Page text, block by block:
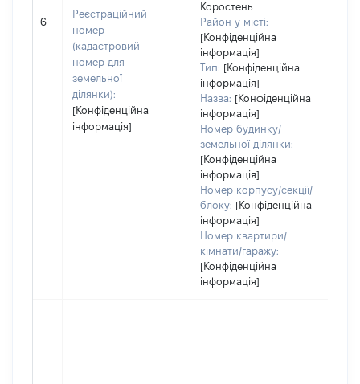
6
Реєстраційний
номер
(кадастровий
номер для
земельної
ділянки):
[Конфіденційна
інформація]
Коростень
Район у місті:
[Конфіденційна
інформація]
Тип: [Конфіденційна
інформація]
Назва: [Конфіденційна
інформація]
Номер будинку/
земельної ділянки:
[Конфіденційна
інформація]
Номер корпусу/секції/
блоку: [Конфіденційна
інформація]
Номер квартири/
кімнати/гаражу:
[Конфіденційна
інформація]